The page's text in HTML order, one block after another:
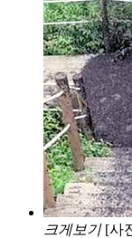
크게보기 [사